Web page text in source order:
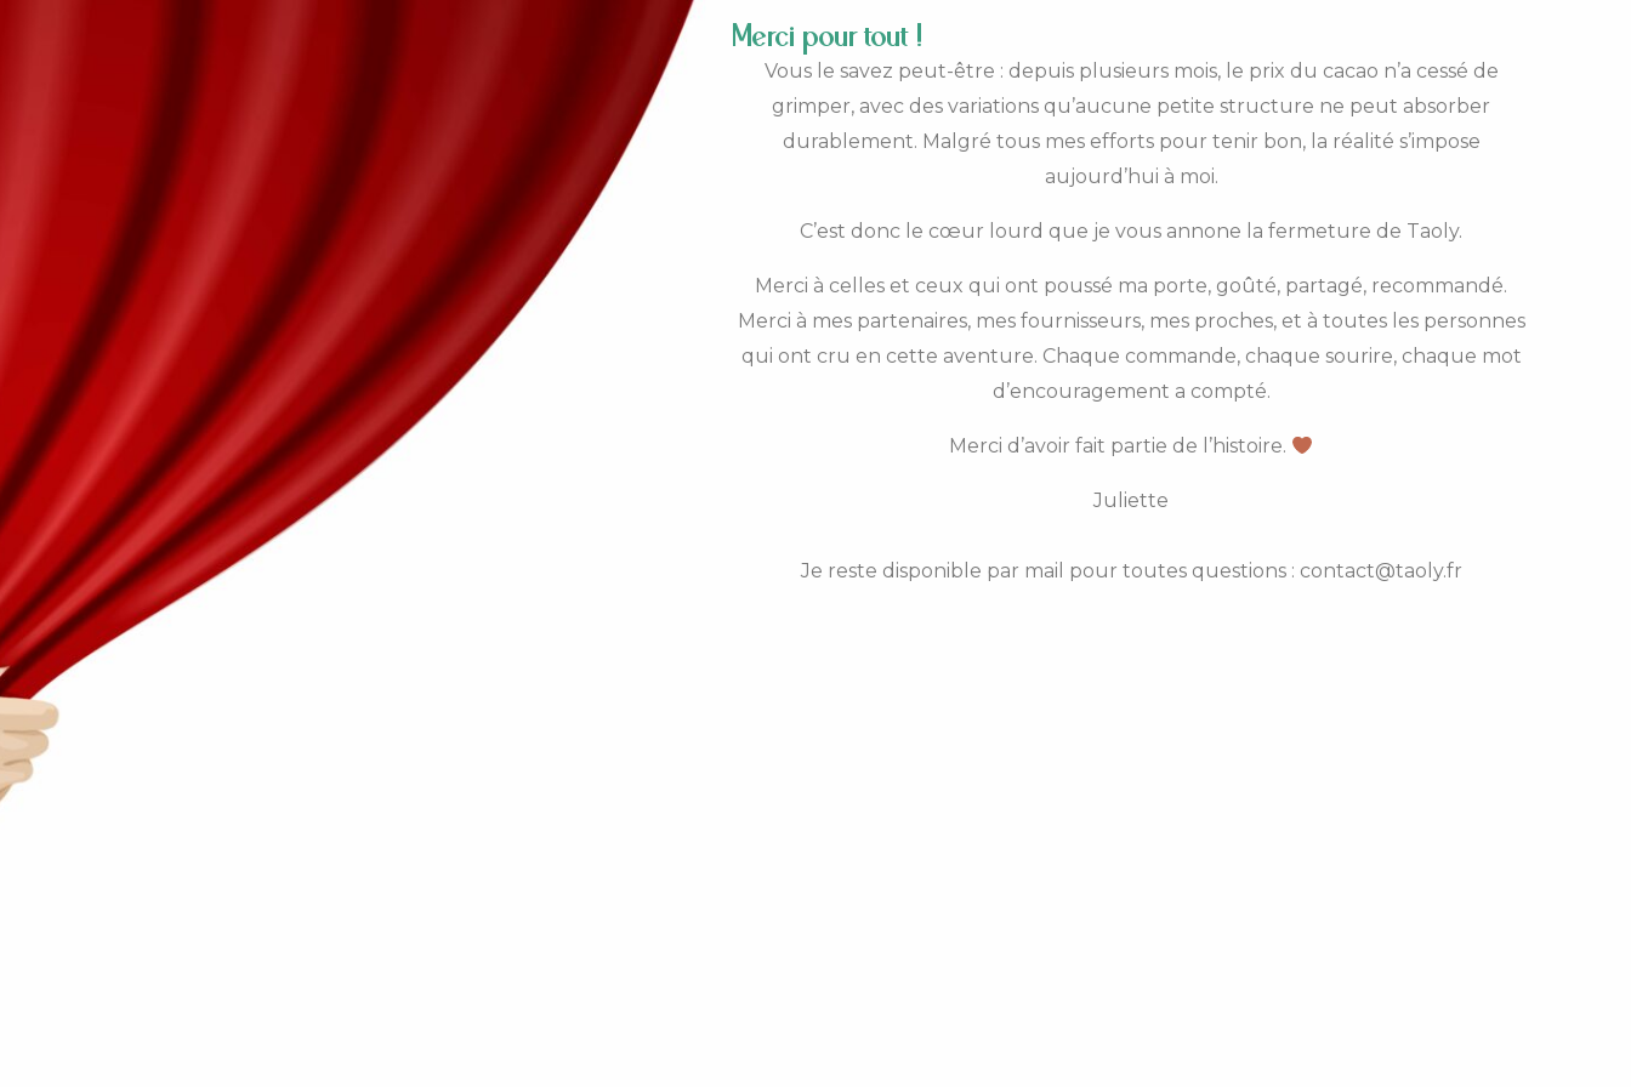
Merci pour tout !
Vous le savez peut-être : depuis plusieurs mois, le prix du cacao n’a cessé de
grimper, avec des variations qu’aucune petite structure ne peut absorber
durablement. Malgré tous mes efforts pour tenir bon, la réalité s’impose
aujourd’hui à moi.
C’est donc le cœur lourd que je vous annone la fermeture de Taoly.
Merci à celles et ceux qui ont poussé ma porte, goûté, partagé, recommandé.
Merci à mes partenaires, mes fournisseurs, mes proches, et à toutes les personnes
qui ont cru en cette aventure. Chaque commande, chaque sourire, chaque mot
d’encouragement a compté.
Merci d’avoir fait partie de l’histoire.
Juliette
Je reste disponible par mail pour toutes questions : contact@taoly.fr